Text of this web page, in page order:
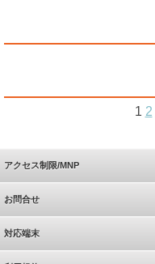
1 2
アクセス制限/MNP
お問合せ
対応端末